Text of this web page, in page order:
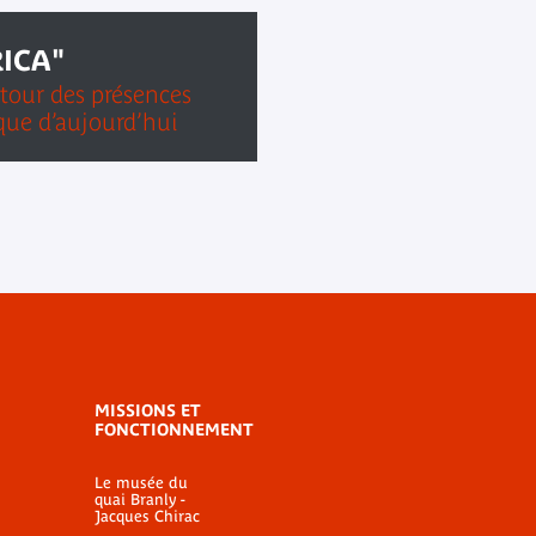
des présences
d’aujourd’hui
MISSIONS ET
FONCTIONNEMENT
Le musée du
quai Branly -
Jacques Chirac